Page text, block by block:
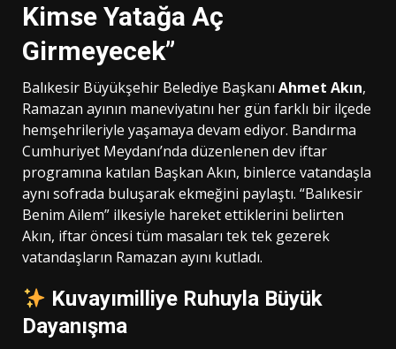
Kimse Yatağa Aç
Girmeyecek”
Balıkesir Büyükşehir Belediye Başkanı Ahmet Akın,
Ramazan ayının maneviyatını her gün farklı bir ilçede
hemşehrileriyle yaşamaya devam ediyor. Bandırma
Cumhuriyet Meydanı’nda düzenlenen dev iftar
programına katılan Başkan Akın, binlerce vatandaşla
aynı sofrada buluşarak ekmeğini paylaştı. “Balıkesir
Benim Ailem” ilkesiyle hareket ettiklerini belirten
Akın, iftar öncesi tüm masaları tek tek gezerek
vatandaşların Ramazan ayını kutladı.
Kuvayımilliye Ruhuyla Büyük
Dayanışma